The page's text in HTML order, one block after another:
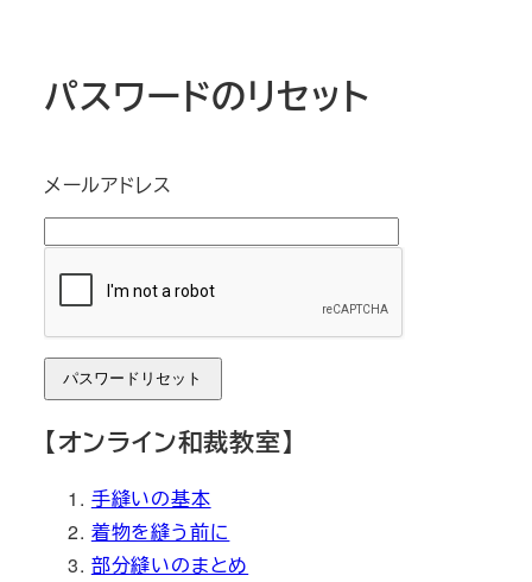
パスワードのリセット
メールアドレス
【オンライン和裁教室】
手縫いの基本
着物を縫う前に
部分縫いのまとめ